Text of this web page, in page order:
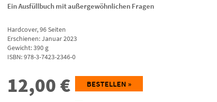
Ein Ausfüllbuch mit außergewöhnlichen Fragen
Hardcover,96Seiten
Erschienen: Januar 2023
Gewicht: 390 g
ISBN:978-3-7423-2346-0
12,00€ BESTELLEN »